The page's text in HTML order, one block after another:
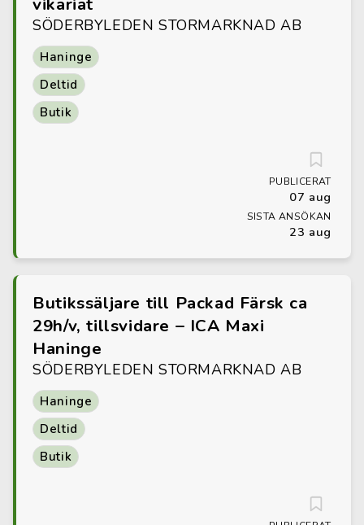
SÖDERBYLEDEN STORMARKNAD AB
Haninge
Deltid
Butik
PUBLICERAT
07 aug
SISTA ANSÖKAN
23 aug
Butikssäljare till Packad Färsk ca
29h/v, tillsvidare – ICA Maxi
Haninge
SÖDERBYLEDEN STORMARKNAD AB
Haninge
Deltid
Butik